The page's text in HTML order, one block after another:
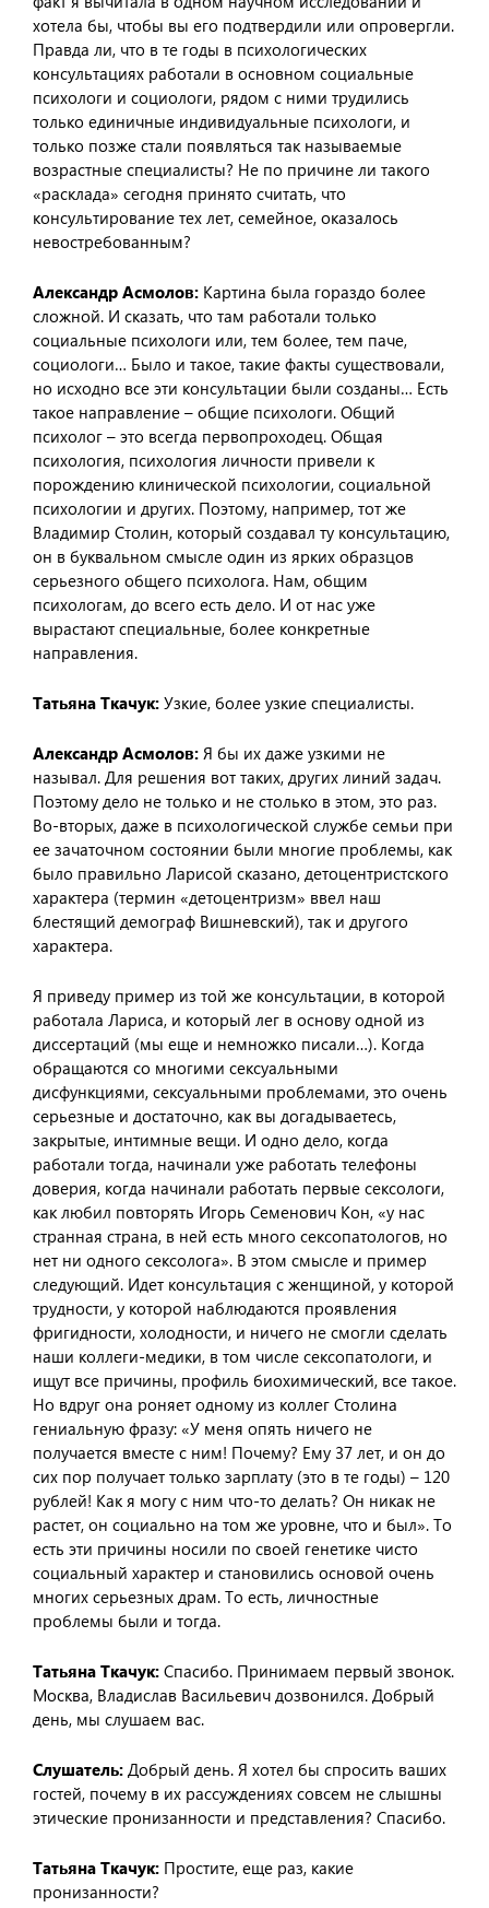
хотела бы, чтобы вы его подтвердили или опровергли.
Правда ли, что в те годы в психологических
консультациях работали в основном социальные
психологи и социологи, рядом с ними трудились
только единичные индивидуальные психологи, и
только позже стали появляться так называемые
возрастные специалисты? Не по причине ли такого
«расклада» сегодня принято считать, что
консультирование тех лет, семейное, оказалось
невостребованным?
Александр Асмолов: Картина была гораздо более
сложной. И сказать, что там работали только
социальные психологи или, тем более, тем паче,
социологи… Было и такое, такие факты существовали,
но исходно все эти консультации были созданы… Есть
такое направление – общие психологи. Общий
психолог – это всегда первопроходец. Общая
психология, психология личности привели к
порождению клинической психологии, социальной
психологии и других. Поэтому, например, тот же
Владимир Столин, который создавал ту консультацию,
он в буквальном смысле один из ярких образцов
серьезного общего психолога. Нам, общим
психологам, до всего есть дело. И от нас уже
вырастают специальные, более конкретные
направления.
Татьяна Ткачук: Узкие, более узкие специалисты.
Александр Асмолов: Я бы их даже узкими не
называл. Для решения вот таких, других линий задач.
Поэтому дело не только и не столько в этом, это раз.
Во-вторых, даже в психологической службе семьи при
ее зачаточном состоянии были многие проблемы, как
было правильно Ларисой сказано, детоцентристского
характера (термин «детоцентризм» ввел наш
блестящий демограф Вишневский), так и другого
характера.
Я приведу пример из той же консультации, в которой
работала Лариса, и который лег в основу одной из
диссертаций (мы еще и немножко писали…). Когда
обращаются со многими сексуальными
дисфункциями, сексуальными проблемами, это очень
серьезные и достаточно, как вы догадываетесь,
закрытые, интимные вещи. И одно дело, когда
работали тогда, начинали уже работать телефоны
доверия, когда начинали работать первые сексологи,
как любил повторять Игорь Семенович Кон, «у нас
странная страна, в ней есть много сексопатологов, но
нет ни одного сексолога». В этом смысле и пример
следующий. Идет консультация с женщиной, у которой
трудности, у которой наблюдаются проявления
фригидности, холодности, и ничего не смогли сделать
наши коллеги-медики, в том числе сексопатологи, и
ищут все причины, профиль биохимический, все такое.
Но вдруг она роняет одному из коллег Столина
гениальную фразу: «У меня опять ничего не
получается вместе с ним! Почему? Ему 37 лет, и он до
сих пор получает только зарплату (это в те годы) – 120
рублей! Как я могу с ним что-то делать? Он никак не
растет, он социально на том же уровне, что и был». То
есть эти причины носили по своей генетике чисто
социальный характер и становились основой очень
многих серьезных драм. То есть, личностные
проблемы были и тогда.
Татьяна Ткачук: Спасибо. Принимаем первый звонок.
Москва, Владислав Васильевич дозвонился. Добрый
день, мы слушаем вас.
Слушатель: Добрый день. Я хотел бы спросить ваших
гостей, почему в их рассуждениях совсем не слышны
этические пронизанности и представления? Спасибо.
Татьяна Ткачук: Простите, еще раз, какие
пронизанности?